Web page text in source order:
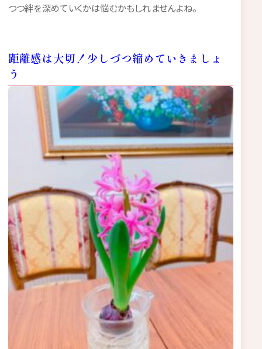
つつ絆を深めていくかは悩むかもしれませんよね。
距離感は大切！少しづつ縮めていきましょ
う